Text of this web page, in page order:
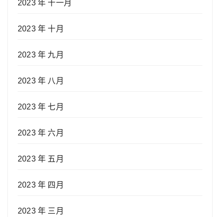
2023 年 十一月
2023 年 十月
2023 年 九月
2023 年 八月
2023 年 七月
2023 年 六月
2023 年 五月
2023 年 四月
2023 年 三月